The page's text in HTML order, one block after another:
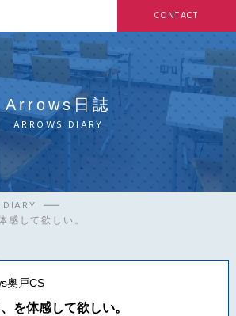
CONTACT
Arrows日誌
ARROWS DIARY
して欲しい。
奥戸CS
を体感して欲しい。